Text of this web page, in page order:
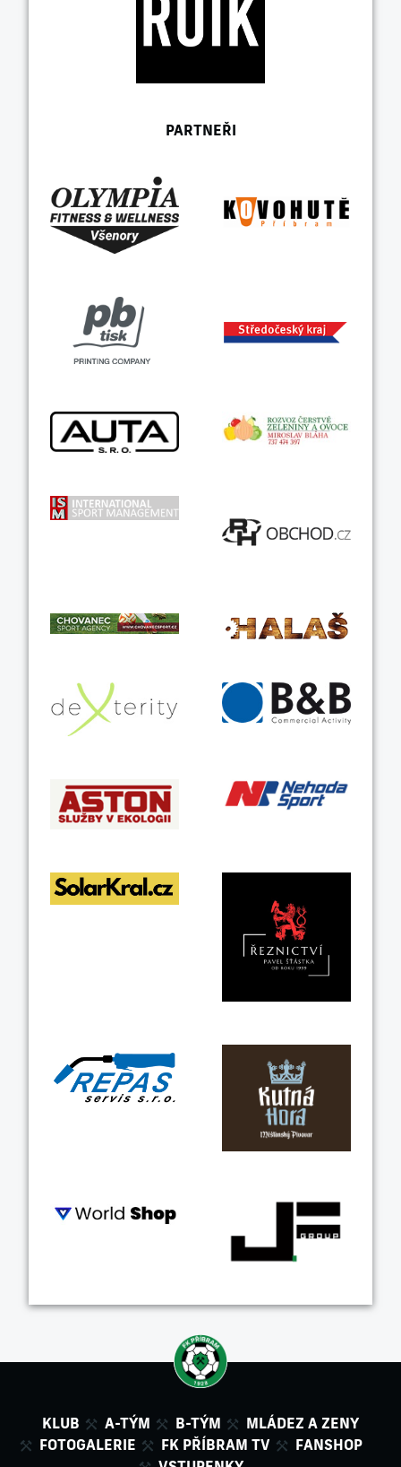
PARTNEŘI
KLUB A-TÝM B-TÝM
MLÁDEZ A ZENY
FOTOGALERIE
FK PŘÍBRAM TV
FANSHOP